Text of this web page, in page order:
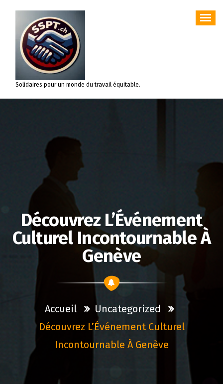
contenu
Solidaires pour un monde du travail équitable.
Découvrez L’Événement
Culturel Incontournable À
Genève
Accueil
Uncategorized
Découvrez L’Événement Culturel
Incontournable À Genève